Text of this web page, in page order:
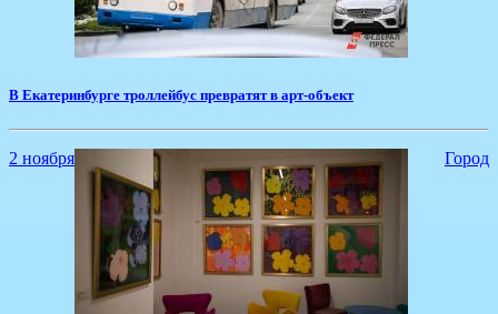
В Екатеринбурге троллейбус превратят в арт-объект
2 ноября Город